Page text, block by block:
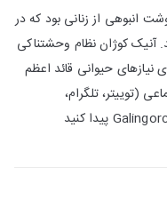
انبوهی از زنانی بود که در
آنیک کوژان نظام وحشتناکی
حیوانی قائد اعظم
(توییتر، تلگرام،